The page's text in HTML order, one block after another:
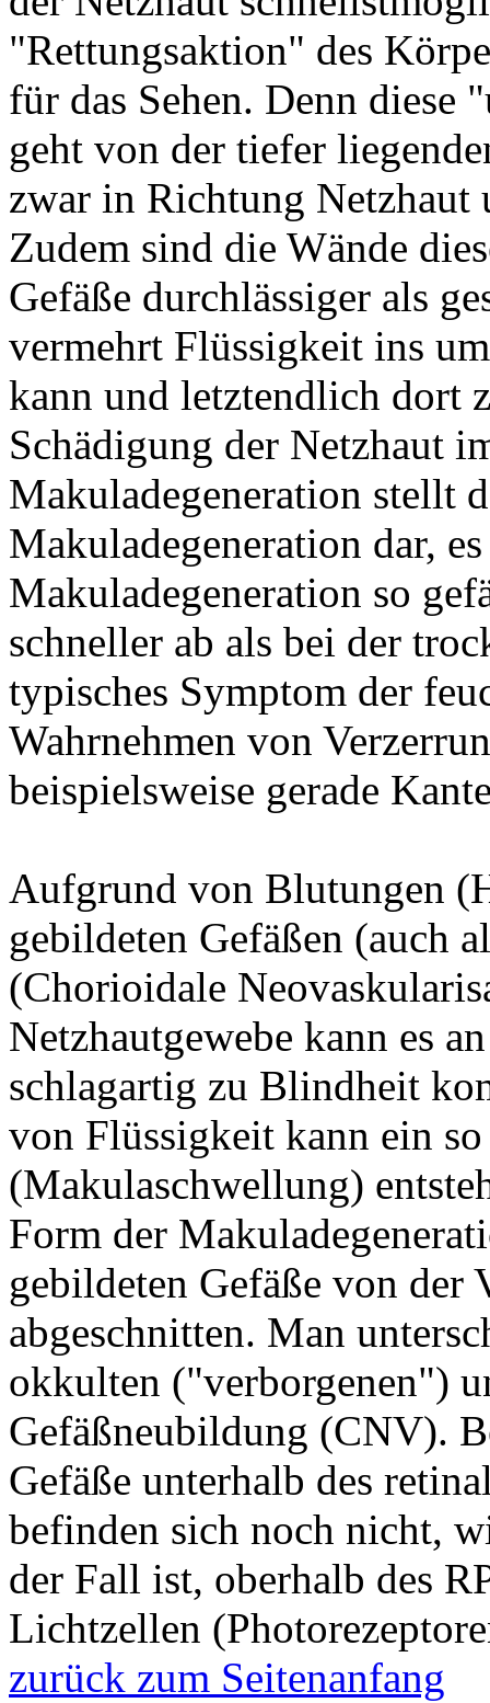
"Rettungsaktion" des
für das Sehen. Denn diese
geht von der tiefer
zwar in Richtung Netzhaut
Zudem sind die Wände
Gefäße durchlässiger als
vermehrt Flüssigkeit ins
kann und letztendlich dort
Schädigung der Netzhaut
Makuladegeneration stellt
Makuladegeneration dar,
Makuladegeneration so
schneller ab als bei der
typisches Symptom der
Wahrnehmen von
beispielsweise gerade
Aufgrund von Blutungen
gebildeten Gefäßen (auch
(Chorioidale
Netzhautgewebe kann es
schlagartig zu Blindheit
von Flüssigkeit kann ein
(Makulaschwellung)
Form der
gebildeten Gefäße von der
abgeschnitten. Man
okkulten ("verborgenen")
Gefäßneubildung (CNV).
Gefäße unterhalb des
befinden sich noch nicht,
der Fall ist, oberhalb des
Lichtzellen
zurück zum Seitenanfang